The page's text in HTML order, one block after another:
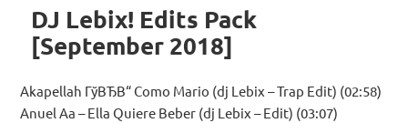
DJ Lebix! Edits Pack
[September 2018]
Akapellah ГўВЂВ“ Como Mario (dj Lebix – Trap Edit) (02:58)
Anuel Aa – Ella Quiere Beber (dj Lebix – Edit) (03:07)